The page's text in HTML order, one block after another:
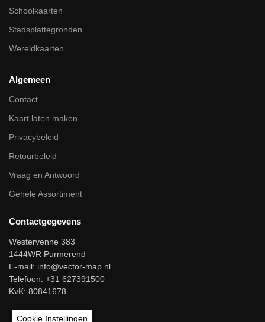
Schoolkaarten
Stadsplattegronden
Wereldkaarten
Algemeen
Contact
Kaart laten maken
Privacybeleid
Retourbeleid
Vraag en Antwoord
Gehele Assortiment
Contactgegevens
Westervenne 383
1444WR Purmerend
E-mail: info@vector-map.nl
Telefoon: +31 627391500
KvK: 80841678
Cookie Instellingen